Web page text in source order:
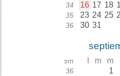
34 16 17 18
35 23 24 25
36 30 31
sm m m
36 1